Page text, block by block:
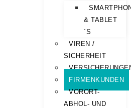
& TABLET
´S
VIREN /
SICHERHEIT
FIRMENKUNDEN
VORORT-
ABHOL- UND